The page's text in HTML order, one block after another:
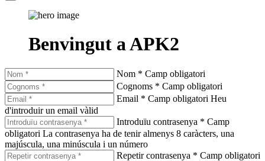
Benvingut a APK2
Nom * Camp obligatori
Cognoms * Camp obligatori
Email * Camp obligatori Heu
d'introduir un email vàlid
Introduïu contrasenya * Camp
obligatori La contrasenya ha de tenir almenys 8 caràcters, una
majúscula, una minúscula i un número
Repetir contrasenya * Camp obligatori